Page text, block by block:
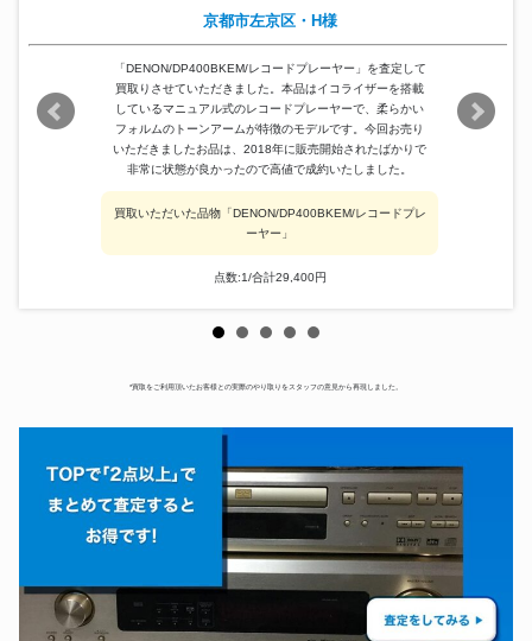
京都市左京区・H様
「DENON/DP400BKEM/レコードプレーヤー」を査定して
買取りさせていただきました。本品はイコライザーを搭載
しているマニュアル式のレコードプレーヤーで、柔らかい
フォルムのトーンアームが特徴のモデルです。今回お売り
いただきましたお品は、2018年に販売開始されたばかりで
非常に状態が良かったので高値で成約いたしました。
買取いただいた品物「DENON/DP400BKEM/レコードプレ
ーヤー」
点数:1/合計29,400円
*買取をご利用頂いたお客様との実際のやり取りをスタッフの意見から再現しました。